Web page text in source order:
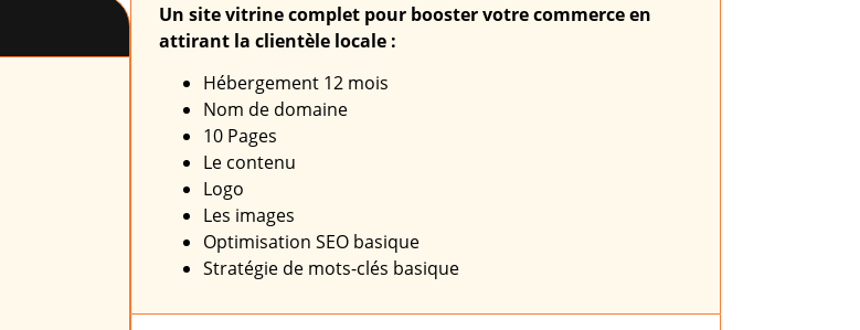
Un site vitrine complet pour booster votre commerce en
attirant la clientèle locale :
Hébergement 12 mois
Nom de domaine
10 Pages
Le contenu
Logo
Les images
Optimisation SEO basique
Stratégie de mots-clés basique